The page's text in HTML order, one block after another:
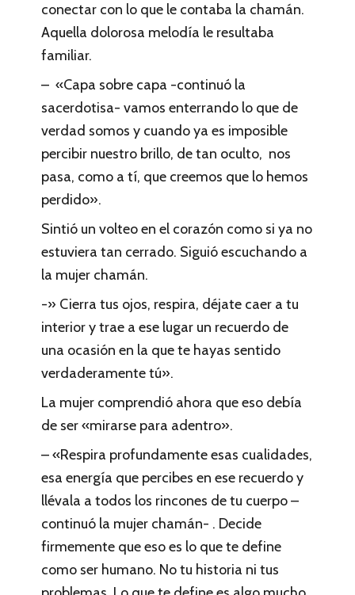
conectar con lo que le contaba la chamán.
Aquella dolorosa melodía le resultaba
familiar.
– «Capa sobre capa -continuó la
sacerdotisa- vamos enterrando lo que de
verdad somos y cuando ya es imposible
percibir nuestro brillo, de tan oculto, nos
pasa, como a tí, que creemos que lo hemos
perdido».
Sintió un volteo en el corazón como si ya no
estuviera tan cerrado. Siguió escuchando a
la mujer chamán.
-» Cierra tus ojos, respira, déjate caer a tu
interior y trae a ese lugar un recuerdo de
una ocasión en la que te hayas sentido
verdaderamente tú».
La mujer comprendió ahora que eso debía
de ser «mirarse para adentro».
– «Respira profundamente esas cualidades,
esa energía que percibes en ese recuerdo y
llévala a todos los rincones de tu cuerpo –
continuó la mujer chamán- . Decide
firmemente que eso es lo que te define
como ser humano. No tu historia ni tus